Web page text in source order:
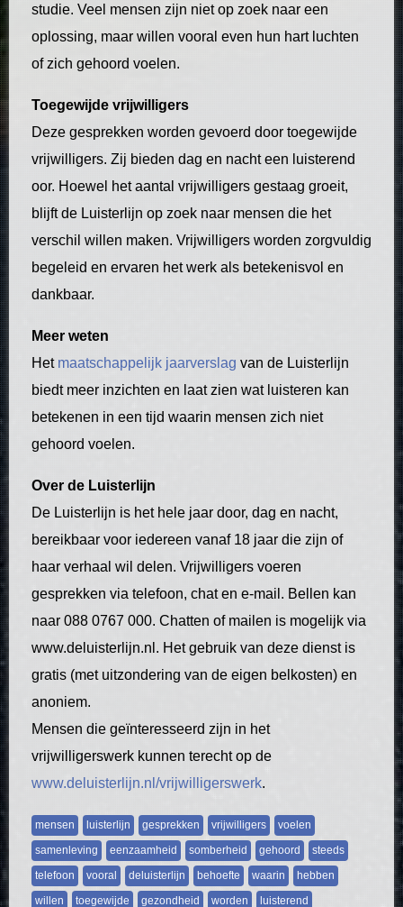
studie. Veel mensen zijn niet op zoek naar een
oplossing, maar willen vooral even hun hart luchten
of zich gehoord voelen.
Toegewijde vrijwilligers
Deze gesprekken worden gevoerd door toegewijde
vrijwilligers. Zij bieden dag en nacht een luisterend
oor. Hoewel het aantal vrijwilligers gestaag groeit,
blijft de Luisterlijn op zoek naar mensen die het
verschil willen maken. Vrijwilligers worden zorgvuldig
begeleid en ervaren het werk als betekenisvol en
dankbaar.
Meer weten
Het maatschappelijk jaarverslag van de Luisterlijn
biedt meer inzichten en laat zien wat luisteren kan
betekenen in een tijd waarin mensen zich niet
gehoord voelen.
Over de Luisterlijn
De Luisterlijn is het hele jaar door, dag en nacht,
bereikbaar voor iedereen vanaf 18 jaar die zijn of
haar verhaal wil delen. Vrijwilligers voeren
gesprekken via telefoon, chat en e-mail. Bellen kan
naar 088 0767 000. Chatten of mailen is mogelijk via
www.deluisterlijn.nl. Het gebruik van deze dienst is
gratis (met uitzondering van de eigen belkosten) en
anoniem.
Mensen die geïnteresseerd zijn in het
vrijwilligerswerk kunnen terecht op de
www.deluisterlijn.nl/vrijwilligerswerk.
mensen luisterlijn gesprekken vrijwilligers
voelen
samenleving
eenzaamheid somberheid gehoord
steeds
telefoon
vooral deluisterlijn behoefte waarin
hebben
willen
toegewijde gezondheid worden luisterend